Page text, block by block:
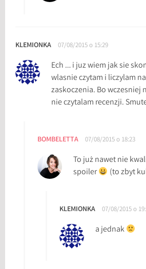
KLEMIONKA 07/08/2015 o 15:29
Ech … i juz wiem jak sie
wlasnie czytam i liczylam
zaskoczenia. Bo wczesniej
nie czytalam recenzji.
BOMBELETTA 07/08/2015 o 18:23
To już nawet nie
spoiler
(to zbyt
KLEMIONKA 07/08/2015 o
a jednak